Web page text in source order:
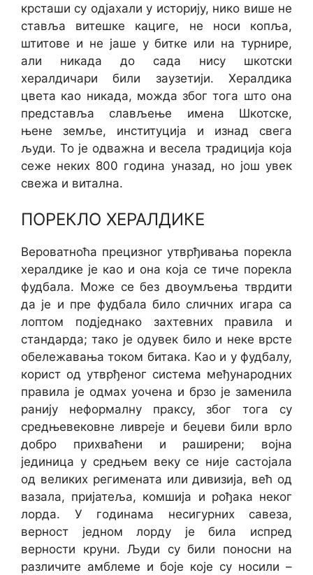
крсташи су одјахали у историју, нико више не
ставља витешке кациге, не носи копља,
штитове и не јаше у битке или на турнире,
али никада до сада нису шкотски
хералдичари били заузетији. Хералдика
цвета као никада, можда због тога што она
представља слављење имена Шкотске,
њене земље, институција и изнад свега
људи. То је одважна и весела традиција која
сеже неких 800 година уназад, но још увек
свежа и витална.
ПОРЕКЛО ХЕРАЛДИКЕ
Вероватноћа прецизног утврђивања порекла
хералдике је као и она која се тиче порекла
фудбала. Може се без двоумљења тврдити
да је и пре фудбала било сличних игара са
лоптом подједнако захтевних правила и
стандарда; тако је одувек било и неке врсте
обележавања током битака. Као и у фудбалу,
корист од утврђеног система међународних
правила је одмах уочена и брзо је заменила
ранију неформалну праксу, због тога су
средњевековне ливреје и беџеви били врло
добро прихваћени и раширени; војна
јединица у средњем веку се није састојала
од великих регимената или дивизија, већ од
вазала, пријатеља, комшија и рођака неког
лорда. У годинама несигурних савеза,
верност једном лорду је била испред
верности круни. Људи су били поносни на
различите амблеме и боје које су носили –